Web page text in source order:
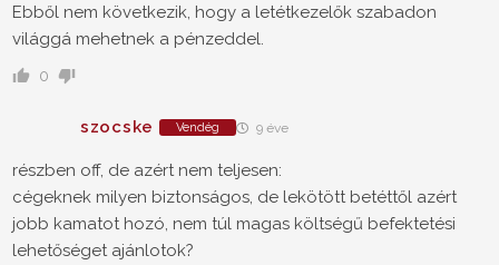
Ebből nem következik, hogy a letétkezelők szabadon
világgá mehetnek a pénzeddel.
0
szocske Vendég 9 éve
részben off, de azért nem teljesen:
cégeknek milyen biztonságos, de lekötött betéttől azért
jobb kamatot hozó, nem túl magas költségű befektetési
lehetőséget ajánlotok?